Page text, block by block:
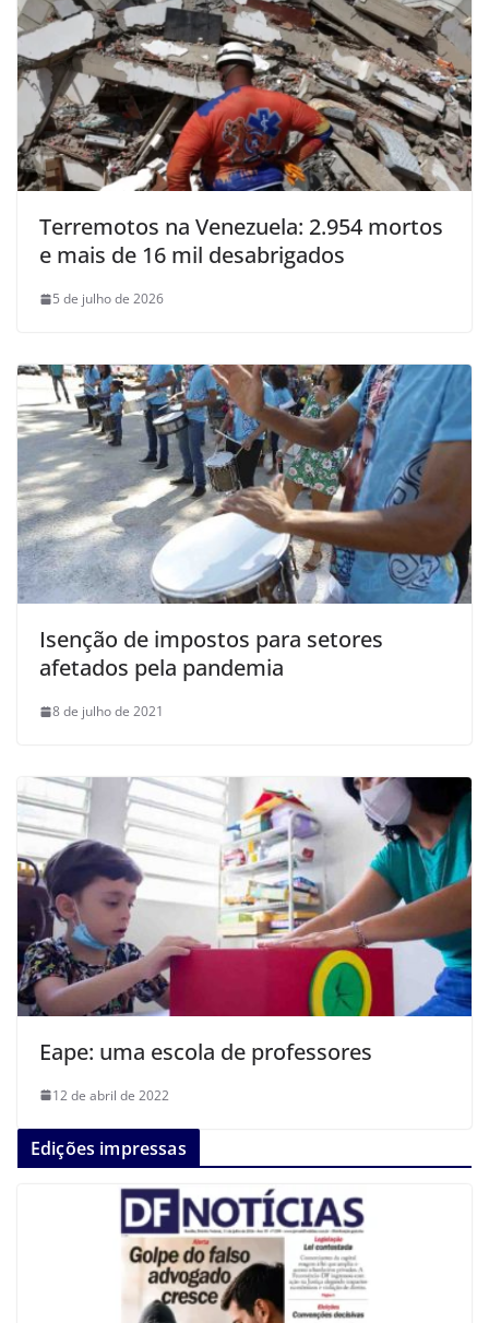
Terremotos na Venezuela: 2.954 mortos
e mais de 16 mil desabrigados
5 de julho de 2026
Isenção de impostos para setores
afetados pela pandemia
8 de julho de 2021
Eape: uma escola de professores
12 de abril de 2022
Edições impressas